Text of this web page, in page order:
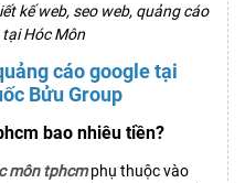
kế web, seo web, quảng cáo
Hóc Môn
cáo google tại
Bửu Group
bao nhiêu tiền?
môn tphcmphụ thuộc vào